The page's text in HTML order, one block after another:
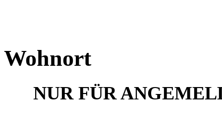
Wohnort
NUR FÜR